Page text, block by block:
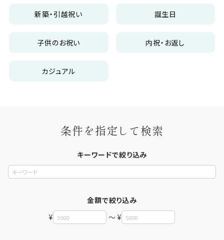
新築・引越祝い 誕生日
子供のお祝い 内祝・お返し
カジュアル
条件を指定して検索
キーワードで絞り込み
金額で絞り込み
¥
～ ¥